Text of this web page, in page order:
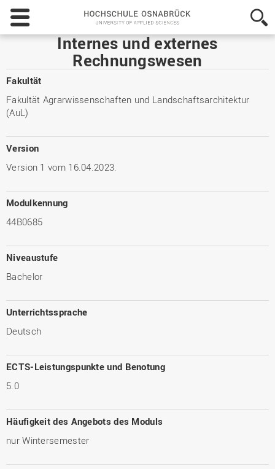
Hochschule
Osnabrück
-
University
Applied
Internes und externes
Rechnungswesen
Fakultät
Fakultät Agrarwissenschaften und Landschaftsarchitektur
(AuL)
Version
Version 1 vom 16.04.2023.
Modulkennung
44B0685
Niveaustufe
Bachelor
Unterrichtssprache
Deutsch
ECTS-Leistungspunkte und Benotung
5.0
Häufigkeit des Angebots des Moduls
nur Wintersemester